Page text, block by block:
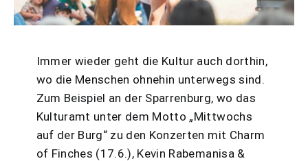
Immer wieder geht die Kultur auch dorthin,
wo die Menschen ohnehin unterwegs sind.
Zum Beispiel an der Sparrenburg, wo das
Kulturamt unter dem Motto „Mittwochs
auf der Burg“ zu den Konzerten mit Charm
of Finches (17.6.), Kevin Rabemanisa &